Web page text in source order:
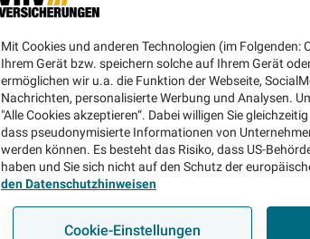
Mit Cookies und anderen Technologien (im
Ihrem Gerät bzw. speichern solche auf Ihrem Gerät
ermöglichen wir u.a. die Funktion der Webseite,
Nachrichten, personalisierte Werbung und Analysen.
"Alle Cookies akzeptieren“. Dabei willigen Sie
dass pseudonymisierte Informationen von
werden können. Es besteht das Risiko, dass US-
haben und Sie sich nicht auf den Schutz der
den Datenschutzhinweisen
Cookie-Einstellungen